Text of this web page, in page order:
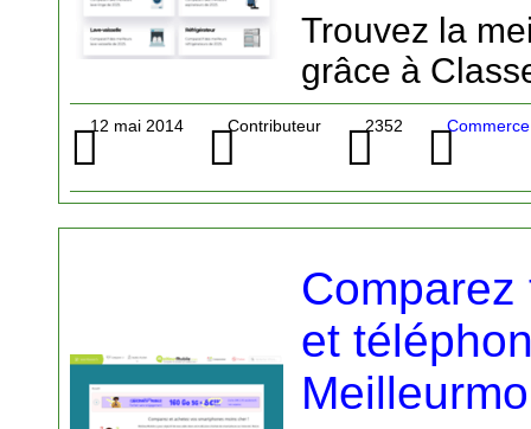
Trouvez la
grâce à
12 mai 2014 Contributeur 2352
et